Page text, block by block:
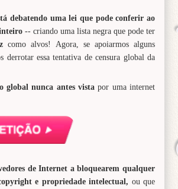
debatendo uma lei que pode conferir ao
-- criando uma lista negra que pode ter
como alvos! Agora, se apoiarmos alguns
derrotar essa tentativa de censura global da
global nunca antes vistapor uma internet
de Internet a bloquearem qualquer
e propriedade intelectual, ou que